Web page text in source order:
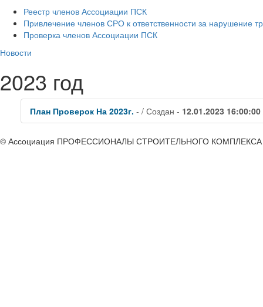
Реестр членов Ассоциации ПСК
Привлечение членов СРО к ответственности за нарушение
Проверка членов Ассоциации ПСК
Новости
2023 год
План Проверок На 2023г. - / Создан - 12.01.2023 16:00:00
© Ассоциация ПРОФЕССИОНАЛЫ СТРОИТЕЛЬНОГО КОМПЛЕКСА